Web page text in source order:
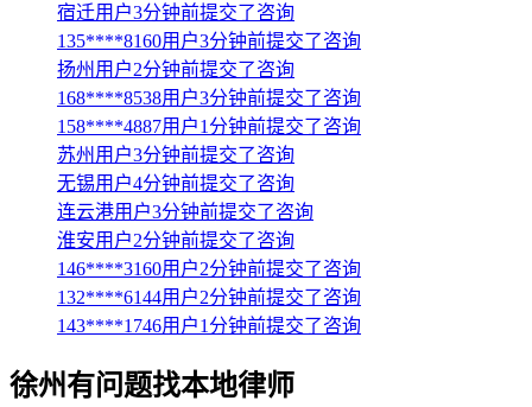
宿迁用户3分钟前提交了咨询
135****8160用户3分钟前提交了咨询
扬州用户2分钟前提交了咨询
168****8538用户3分钟前提交了咨询
158****4887用户1分钟前提交了咨询
苏州用户3分钟前提交了咨询
无锡用户4分钟前提交了咨询
连云港用户3分钟前提交了咨询
淮安用户2分钟前提交了咨询
146****3160用户2分钟前提交了咨询
132****6144用户2分钟前提交了咨询
143****1746用户1分钟前提交了咨询
徐州有问题找本地律师